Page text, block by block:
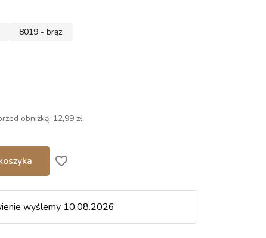
8019 - brąz
obniżką: 12,99 zł
favorite_border
wyślemy 10.08.2026